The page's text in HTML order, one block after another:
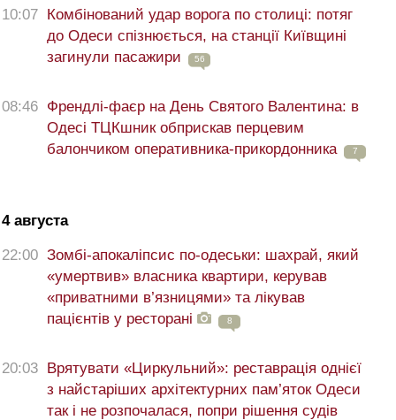
10:07 Комбінований удар ворога по столиці: потяг
до Одеси спізнюється, на станції Київщині
загинули пасажири
56
08:46 Френдлі-фаєр на День Святого Валентина: в
Одесі ТЦКшник обприскав перцевим
балончиком оперативника-прикордонника
7
4 августа
22:00 Зомбі-апокаліпсис по-одеськи: шахрай, який
«умертвив» власника квартири, керував
«приватними в’язницями» та лікував
пацієнтів у ресторані
8
20:03 Врятувати «Циркульний»: реставрація однієї
з найстаріших архітектурних пам’яток Одеси
так і не розпочалася, попри рішення судів